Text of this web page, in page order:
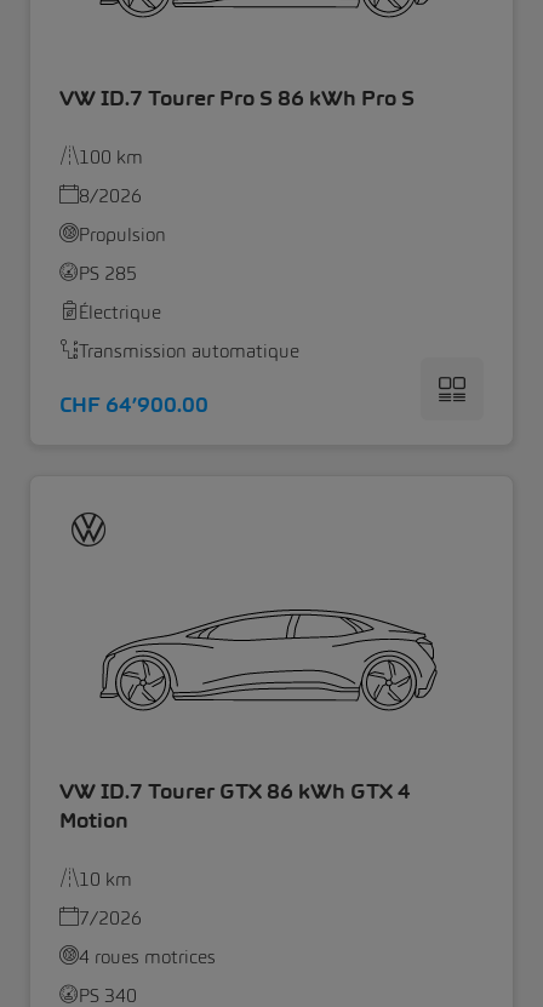
VW ID.7 Tourer Pro S 86 kWh Pro S
100 km
8/2026
Propulsion
PS 285
Électrique
Transmission automatique
CHF 64’900.00
VW ID.7 Tourer GTX 86 kWh GTX 4
Motion
10 km
7/2026
4 roues motrices
PS 340